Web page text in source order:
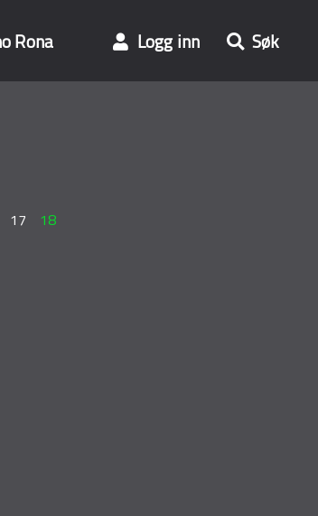
Rona Logg inn Søk
17 18